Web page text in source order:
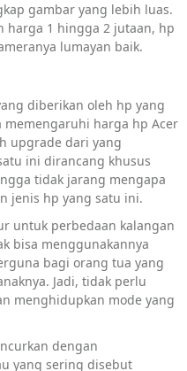
gambar yang lebih luas.
harga 1 hingga 2 jutaan, hp
lumayan baik.
diberikan oleh hp yang
harga hp Acer
upgrade dari yang
ini dirancang khusus
tidak jarang mengapa
jenis hp yang satu ini.
untuk perbedaan kalangan
bisa menggunakannya
bagi orang tua yang
Jadi, tidak perlu
menghidupkan mode yang
dengan
yang sering disebut